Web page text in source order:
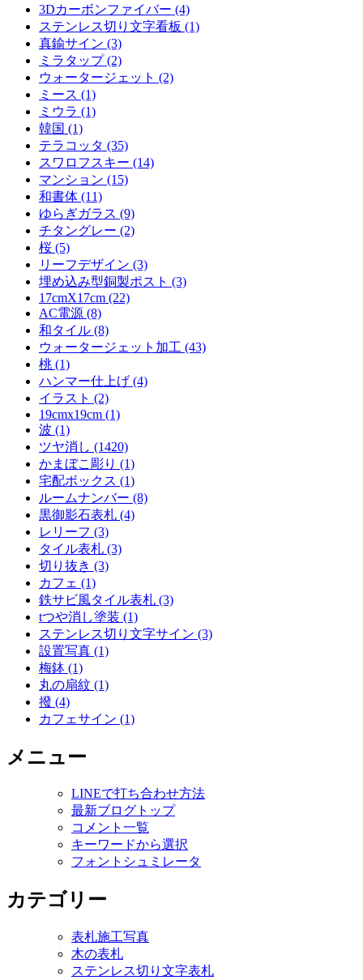
3Dカーボンファイバー (4)
ステンレス切り文字看板 (1)
真鍮サイン (3)
ミラタップ (2)
ウォータージェット (2)
ミース (1)
ミウラ (1)
韓国 (1)
テラコッタ (35)
スワロフスキー (14)
マンション (15)
和書体 (11)
ゆらぎガラス (9)
チタングレー (2)
桜 (5)
リーフデザイン (3)
埋め込み型銅製ポスト (3)
17cmX17cm (22)
AC電源 (8)
和タイル (8)
ウォータージェット加工 (43)
桃 (1)
ハンマー仕上げ (4)
イラスト (2)
19cmx19cm (1)
波 (1)
ツヤ消し (1420)
かまぼこ彫り (1)
宅配ボックス (1)
ルームナンバー (8)
黒御影石表札 (4)
レリーフ (3)
タイル表札 (3)
切り抜き (3)
カフェ (1)
鉄サビ風タイル表札 (3)
tつや消し塗装 (1)
ステンレス切り文字サイン (3)
設置写真 (1)
梅鉢 (1)
丸の扇紋 (1)
撥 (4)
カフェサイン (1)
メニュー
LINEで打ち合わせ方法
最新ブログトップ
コメント一覧
キーワードから選択
フォントシュミレータ
カテゴリー
表札施工写真
木の表札
ステンレス切り文字表札